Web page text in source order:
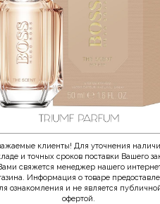
клиенты! Для уточнения
и точных сроков поставки Вашего
свяжется менеджер нашего
Информация о товаре
ознакомления и не является
офертой.